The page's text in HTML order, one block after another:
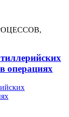
операциях